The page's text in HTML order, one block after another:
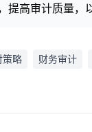
高审计质量，
策略 财务审计